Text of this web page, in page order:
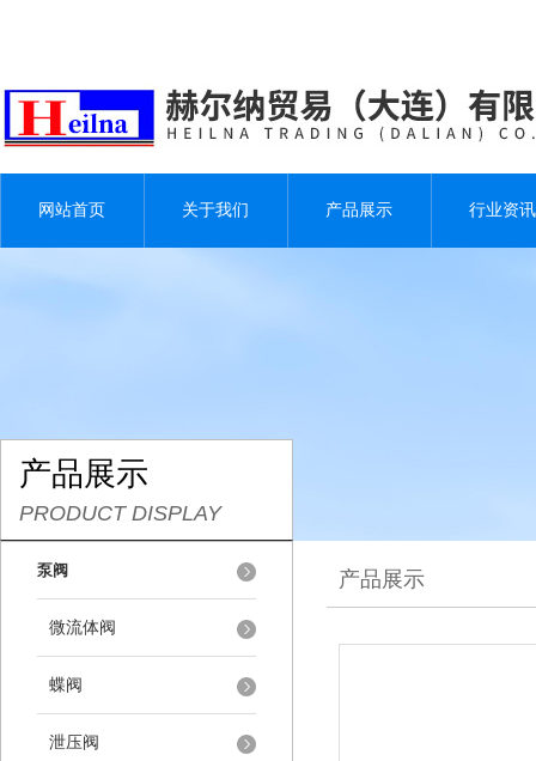
网站首页 关于我们 产品展示 行业资讯
产品展示
PRODUCT DISPLAY
泵阀
微流体阀
蝶阀
泄压阀
产品展示